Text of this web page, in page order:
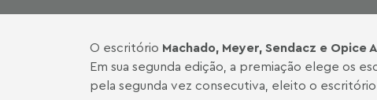
O escritório Machado, Meyer, Sendacz e Opice
Em sua segunda edição, a premiação elege os
pela segunda vez consecutiva, eleito o